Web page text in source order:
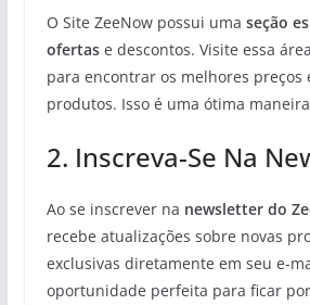
O Site ZeeNow possui uma seção
ofertase descontos. Visite essa
para encontrar os melhores preços
produtos. Isso é uma ótima
2. Inscreva-Se Na
Ao se inscrever na newsletter do
recebe atualizações sobre novas
exclusivas diretamente em seu e-
oportunidade perfeita para ficar